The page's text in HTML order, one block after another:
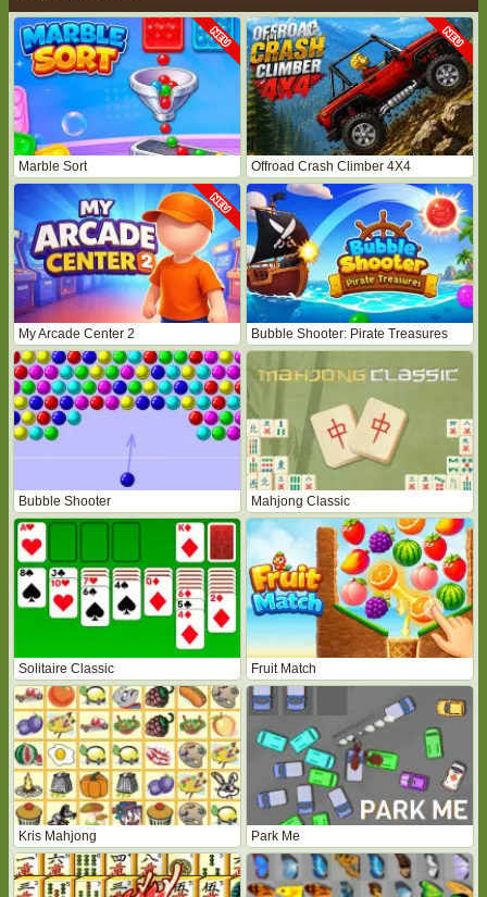
Marble Sort Offroad Crash Climber 4X4
My Arcade Center 2 Bubble Shooter: Pirate Treasures
Bubble Shooter Mahjong Classic
Solitaire Classic Fruit Match
Kris Mahjong Park Me